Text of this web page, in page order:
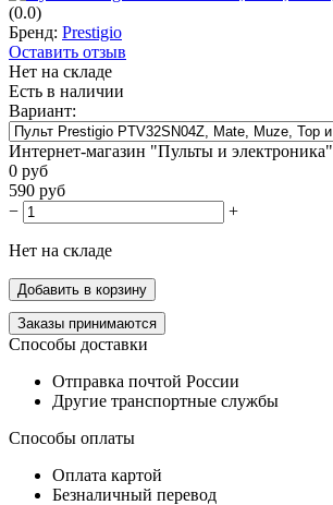
(0.0)
Бренд: Prestigio
Оставить отзыв
Нет на складе
Есть в наличии
Вариант:
Интернет-магазин "Пульты и электроника"
0 руб
590 руб
−
+
Нет на складе
Добавить в корзину
Заказы принимаются
Способы доставки
Отправка почтой России
Другие транспортные службы
Способы оплаты
Оплата картой
Безналичный перевод